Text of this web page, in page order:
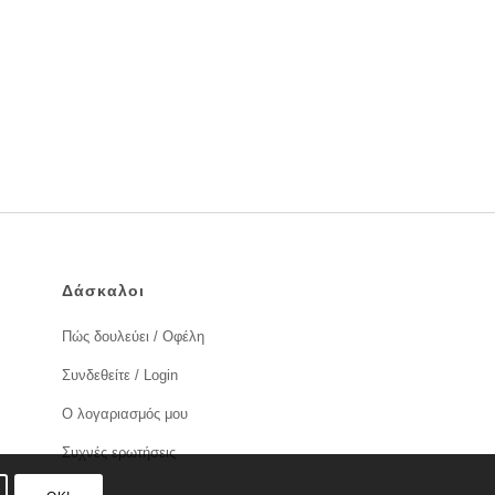
Δάσκαλοι
Πώς δουλεύει / Οφέλη
Συνδεθείτε / Login
Ο λογαριασμός μου
Συχνές ερωτήσεις